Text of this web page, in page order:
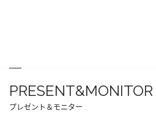
PRESENT&MONITOR
プレゼント＆モニター